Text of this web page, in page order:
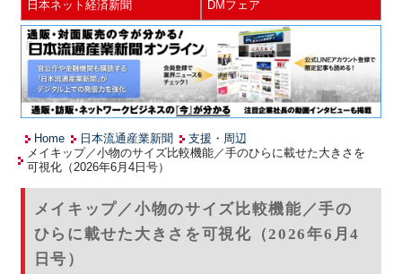
日本ネット経済新聞 DMフェア
Home 日本流通産業新聞
支援・周辺
メイキップ／小物のサイズ比較機能／手のひらに載せた大きさを
可視化（2026年6月4日号）
メイキップ／小物のサイズ比較機能／手の
ひらに載せた大きさを可視化（2026年6月4
日号）